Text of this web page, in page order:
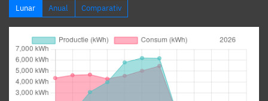
Lunar Anual Comparativ